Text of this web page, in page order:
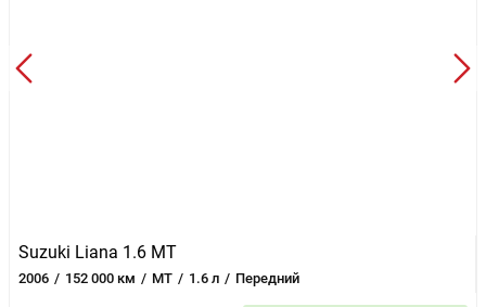
Suzuki Liana 1.6 MT
2006 152 000 км MT 1.6 л Передний